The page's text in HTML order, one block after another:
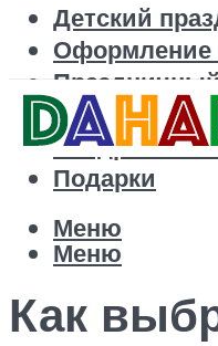
Детский
Оформление
Корпоратив
Подарки
Меню
Меню
Как